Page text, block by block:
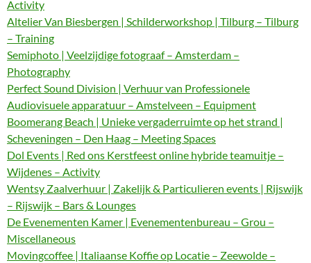
Activity
Altelier Van Biesbergen | Schilderworkshop | Tilburg – Tilburg
– Training
Semiphoto | Veelzijdige fotograaf – Amsterdam –
Photography
Perfect Sound Division | Verhuur van Professionele
Audiovisuele apparatuur – Amstelveen – Equipment
Boomerang Beach | Unieke vergaderruimte op het strand |
Scheveningen – Den Haag – Meeting Spaces
Dol Events | Red ons Kerstfeest online hybride teamuitje –
Wijdenes – Activity
Wentsy Zaalverhuur | Zakelijk & Particulieren events | Rijswijk
– Rijswijk – Bars & Lounges
De Evenementen Kamer | Evenementenbureau – Grou –
Miscellaneous
Movingcoffee | Italiaanse Koffie op Locatie – Zeewolde –